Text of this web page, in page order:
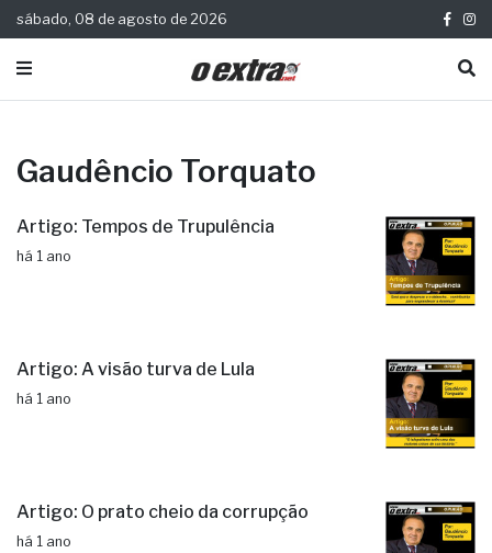
sábado, 08 de agosto de 2026
Gaudêncio Torquato
Artigo: Tempos de Trupulência
há 1 ano
Artigo: A visão turva de Lula
há 1 ano
Artigo: O prato cheio da corrupção
há 1 ano